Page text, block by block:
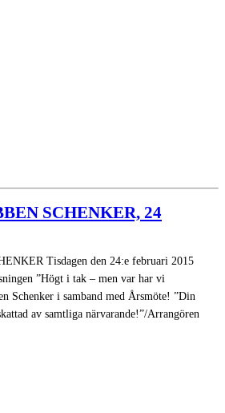
SCHENKER, 24
Tisdagen den 24:e februari 2015
”Högt i tak – men var har vi
Schenker i samband med Årsmöte! ”Din
av samtliga närvarande!”/Arrangören